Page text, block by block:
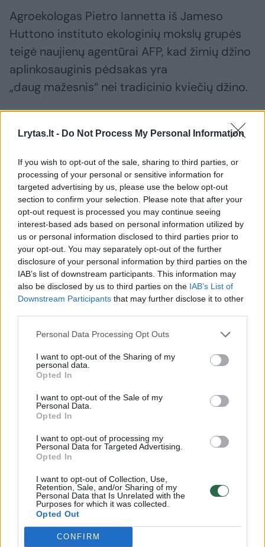
Lrytas.lt - Do Not Process My Personal Information
If you wish to opt-out of the sale, sharing to third parties, or
processing of your personal or sensitive information for
targeted advertising by us, please use the below opt-out
section to confirm your selection. Please note that after your
opt-out request is processed you may continue seeing
interest-based ads based on personal information utilized by
us or personal information disclosed to third parties prior to
your opt-out. You may separately opt-out of the further
disclosure of your personal information by third parties on the
IAB’s list of downstream participants. This information may
also be disclosed by us to third parties on the IAB’s List of
Downstream Participants that may further disclose it to other
Personal Data Processing Opt Outs
I want to opt-out of the Sharing of my
personal data.
Opted In
I want to opt-out of the Sale of my
Personal Data.
Opted In
I want to opt-out of processing my
Personal Data for Targeted Advertising.
Opted In
I want to opt-out of Collection, Use,
Retention, Sale, and/or Sharing of my
Personal Data that Is Unrelated with the
Purposes for which it was collected.
Opted Out
CONFIRM
Agroekologas Pietro Iannetta iš Jameso
Huttono instituto ekologinių mokslų grupės
teigė naujienų agentūrai AFP, kad žirnių džino
aplinkosauginis pėdsakas yra
„daug mažesnis“ nei tradicinio kviečių džino.
Jis pridūrė, kad 12 iš 14 žirnių džino gamybos
atžvilgiu, pradedant klimato pokyčiais,
vandens ir oro tarša, ir baigiant iškastinės
energijos suvartojimu.
Tyrimo rezultatai buvo paskelbti praėjusiais
metais mokslo žurnale „The Environment
International“.
džiovintų išlukštentų žirnių malimo ir
daugiausia pasiekiamas po distiliavimo
etapo likusius likučius panaudojant gyvulių
pašarams.
Mokslininkai teigia, kad žirniai alkoholio
gamyboje galėtų pakeisti sojų pupeles,
importuojamas iš Lotynų Amerikos, kur jų
auginimas gyvūnų pašarams skatina miškų